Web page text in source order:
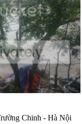
Chinh - Hà Nội